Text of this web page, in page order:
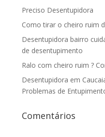
Preciso Desentupidora
Como tirar o cheiro ruim
Desentupidora bairro
de desentupimento
Ralo com cheiro ruim ?
Desentupidora em
Problemas de
Comentários